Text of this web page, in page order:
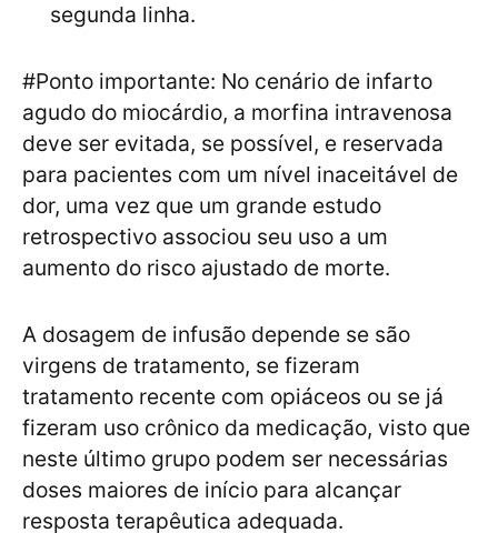
segunda linha.
#Ponto importante: No cenário de infarto
agudo do miocárdio, a morfina intravenosa
deve ser evitada, se possível, e reservada
para pacientes com um nível inaceitável de
dor, uma vez que um grande estudo
retrospectivo associou seu uso a um
aumento do risco ajustado de morte.
A dosagem de infusão depende se são
virgens de tratamento, se fizeram
tratamento recente com opiáceos ou se já
fizeram uso crônico da medicação, visto que
neste último grupo podem ser necessárias
doses maiores de início para alcançar
resposta terapêutica adequada.